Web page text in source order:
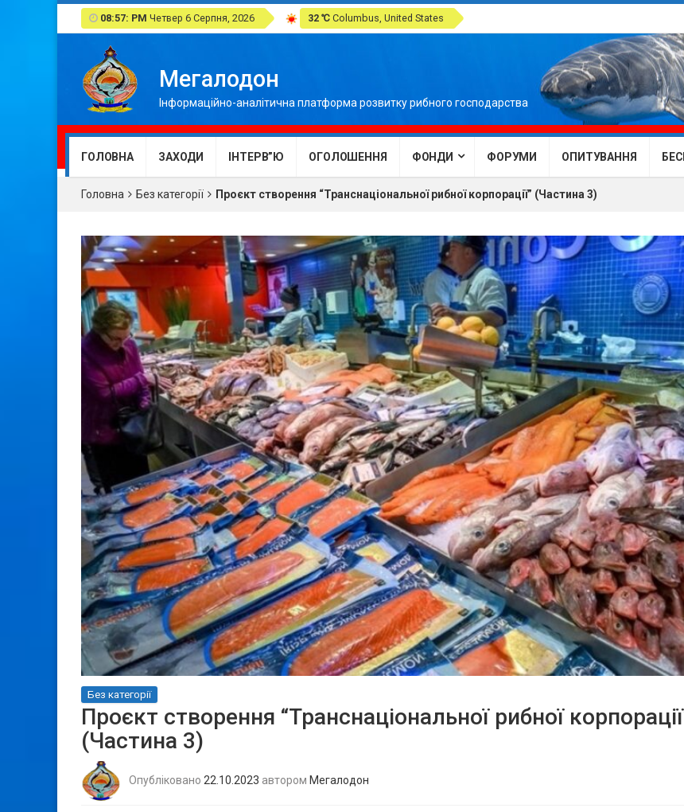
08:57: PM Четвер 6 Серпня, 2026 32 ℃ Columbus, United States
Мегалодон
Інформаційно-аналітична платформа розвитку рибного господарства
ГОЛОВНА ЗАХОДИ ІНТЕРВ”Ю ОГОЛОШЕННЯ ФОНДИ ФОРУМИ ОПИТУВАННЯ
Головна Без категорії Проєкт створення “Транснаціональної рибної корпорації” (Частина 3)
Без категорії
Проєкт створення “Транснаціональної рибної
(Частина 3)
Опубліковано 22.10.2023 автором Мегалодон